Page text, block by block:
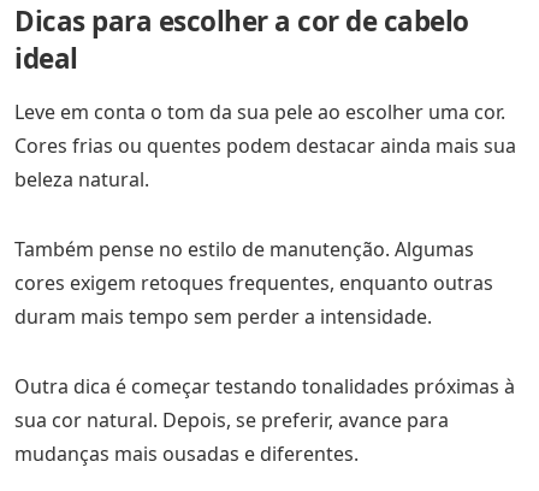
Dicas para escolher a cor de cabelo
ideal
Leve em conta o tom da sua pele ao escolher uma cor.
Cores frias ou quentes podem destacar ainda mais sua
beleza natural.
Também pense no estilo de manutenção. Algumas
cores exigem retoques frequentes, enquanto outras
duram mais tempo sem perder a intensidade.
Outra dica é começar testando tonalidades próximas à
sua cor natural. Depois, se preferir, avance para
mudanças mais ousadas e diferentes.